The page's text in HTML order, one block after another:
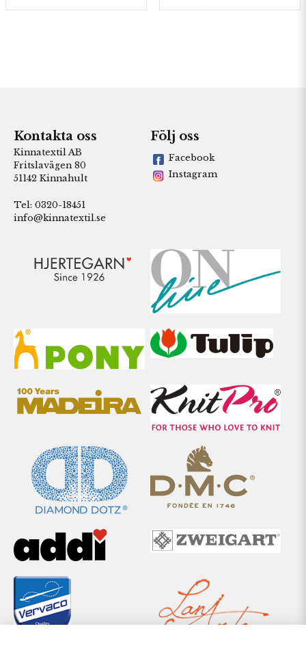
Kontakta oss
Kinnatextil AB
Fritslavägen 80
51142 Kinnahult
Tel: 0320-18451
info@kinnatextil.se
Följ oss
Facebook
Instagram